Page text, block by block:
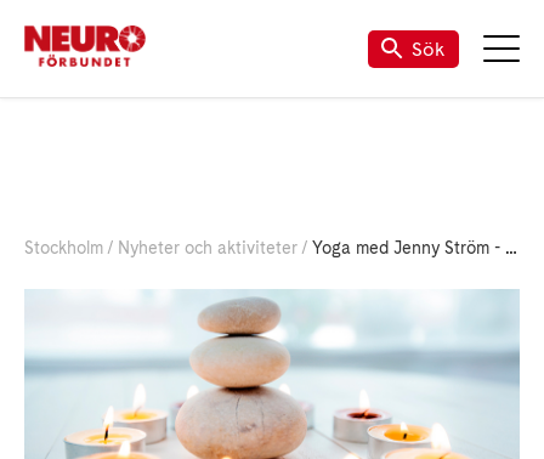
Sök
Stockholm Nyheter och aktiviteter Yoga med Jenny Ström - torsdag 18/12